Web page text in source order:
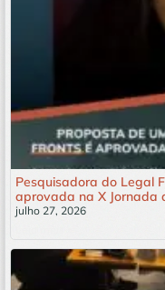
Pesquisadora do Legal
aprovada na X Jornada
julho 27, 2026